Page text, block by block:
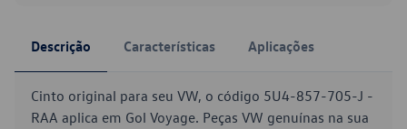
Descrição Características Aplicações
Cinto original para seu VW, o código 5U4-857-705-J -
RAA aplica em Gol Voyage. Peças VW genuínas na sua